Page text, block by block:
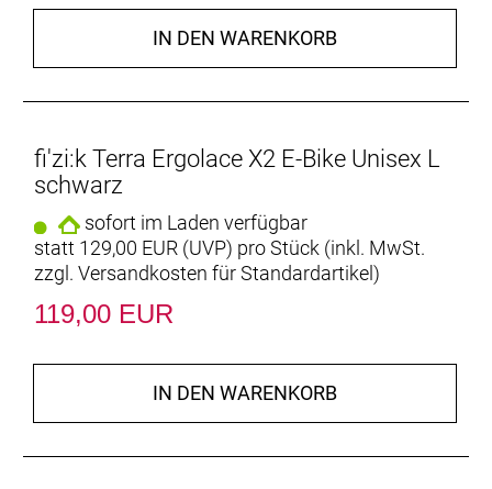
IN DEN WARENKORB
fi'zi:k Terra Ergolace X2 E-Bike Unisex L
schwarz
sofort im Laden verfügbar
statt 129,00 EUR (UVP) pro Stück (inkl. MwSt.
zzgl. Versandkosten für Standardartikel)
119,00 EUR
IN DEN WARENKORB